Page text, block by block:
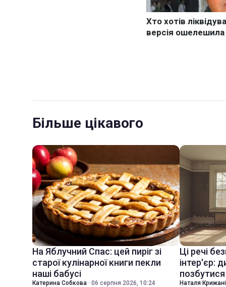
Більше цікавого
На Яблучний Спас: цей пиріг зі
старої кулінарної книги пекли
наші бабусі
Катерина Собкова · 06 серпня 2026, 10:24
Ці речі
інтер'єр:
позбутися
Наталя